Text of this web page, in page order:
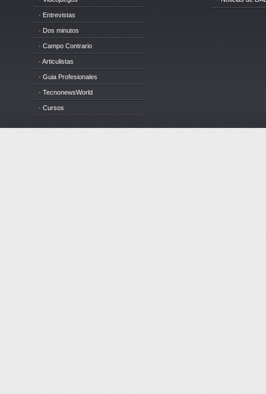
· Entrevistas
· Dos minutos
· Campo Contrario
· Articulistas
· Guia Profesionales
· TecnonewsWorld
· Cursos